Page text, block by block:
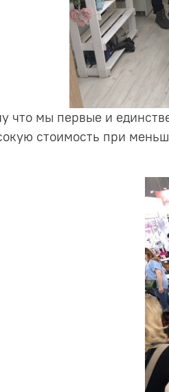
что мы первые и
стоимость при